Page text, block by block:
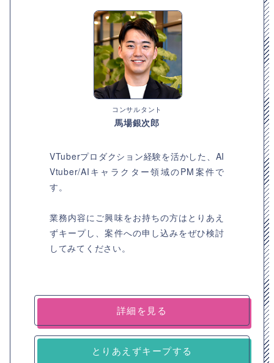
コンサルタント
馬場銀次郎
VTuberプロダクション経験を活かした、AI
Vtuber/AIキャラクター領域のPM案件で
す。
業務内容にご興味をお持ちの方はとりあえ
ずキープし、案件への申し込みをぜひ検討
してみてください。
詳細を見る
とりあえずキープする